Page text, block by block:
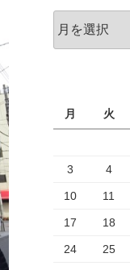
ー
月
火
3 4
10 11
17 18
24 25